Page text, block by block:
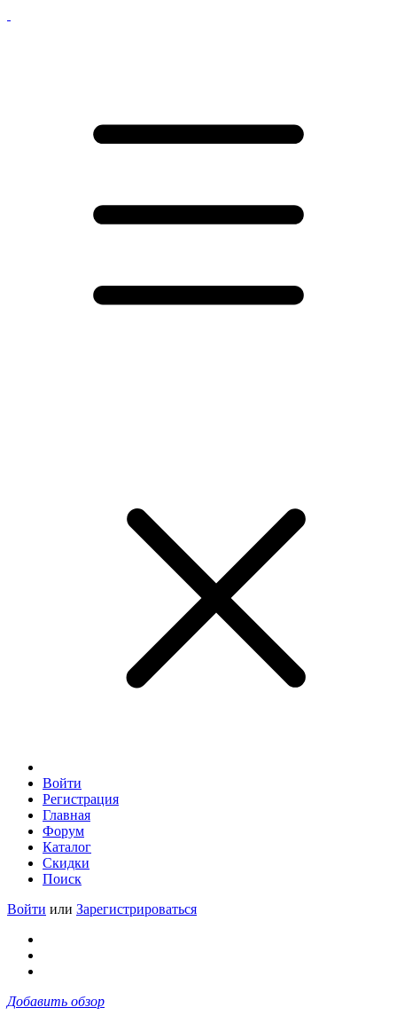
Войти
Регистрация
Главная
Форум
Каталог
Скидки
Поиск
Войти или Зарегистрироваться
Добавить обзор